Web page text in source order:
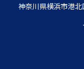
神奈川県横浜市港北